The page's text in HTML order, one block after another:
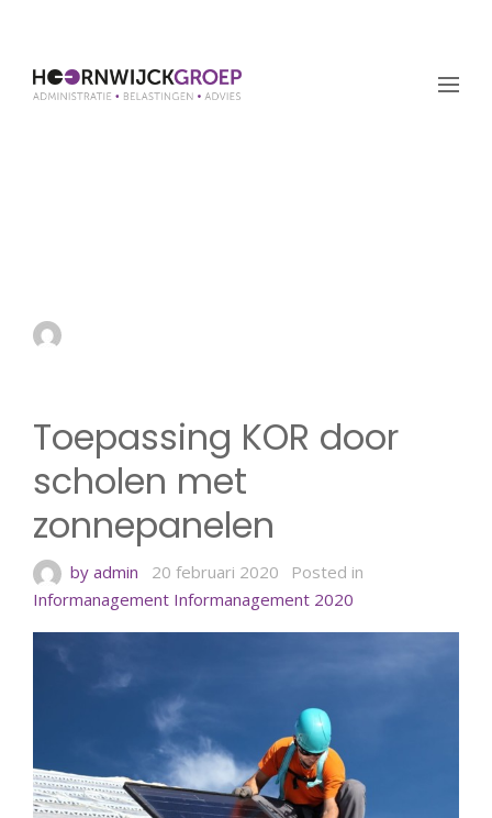
Toepassing KOR door
scholen met
zonnepanelen
by admin 20 februari 2020
Posted in
Informanagement Informanagement 2020